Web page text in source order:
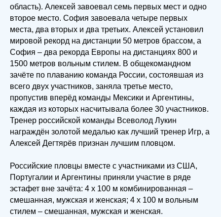
область). Алексей завоевал семь первых мест и одно
второе место. София завоевала четыре первых
места, два вторых и два третьих. Алексей установил
мировой рекорд на дистанции 50 метров брассом, а
София – два рекорда Европы на дистанциях 800 и
1500 метров вольным стилем. В общекомандном
зачёте по плаванию команда России, состоявшая из
всего двух участников, заняла третье место,
пропустив вперёд команды Мексики и Аргентины,
каждая из которых насчитывала более 30 участников.
Тренер российской команды Всеволод Лукин
награждён золотой медалью как лучший тренер Игр, а
Алексей Дегтярёв признан лучшим пловцом.
Российские пловцы вместе с участниками из США,
Португалии и Аргентины приняли участие в ряде
эстафет вне зачёта: 4 х 100 м комбинированная –
смешанная, мужская и женская; 4 х 100 м вольным
стилем – смешанная, мужская и женская.